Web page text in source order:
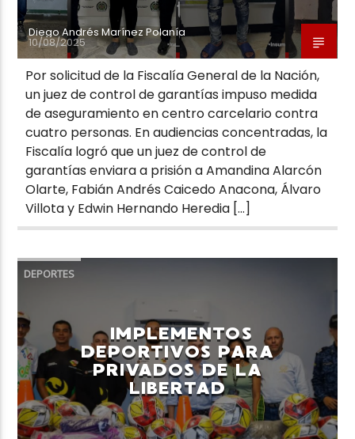
Diego Andrés Marínez Polanía
10/08/2025
Por solicitud de la Fiscalía General de la Nación,
un juez de control de garantías impuso medida
de aseguramiento en centro carcelario contra
cuatro personas. En audiencias concentradas, la
Fiscalía logró que un juez de control de
garantías enviara a prisión a Amandina Alarcón
Olarte, Fabián Andrés Caicedo Anacona, Álvaro
Villota y Edwin Hernando Heredia […]
DEPORTES
IMPLEMENTOS
DEPORTIVOS PARA
PRIVADOS DE LA
LIBERTAD